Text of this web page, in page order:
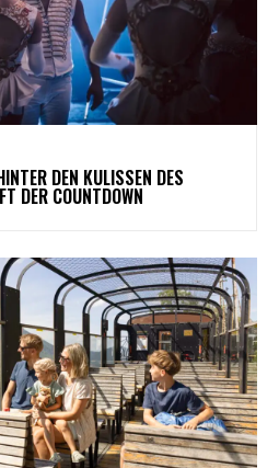
DEN KULISSEN DES
DER COUNTDOWN